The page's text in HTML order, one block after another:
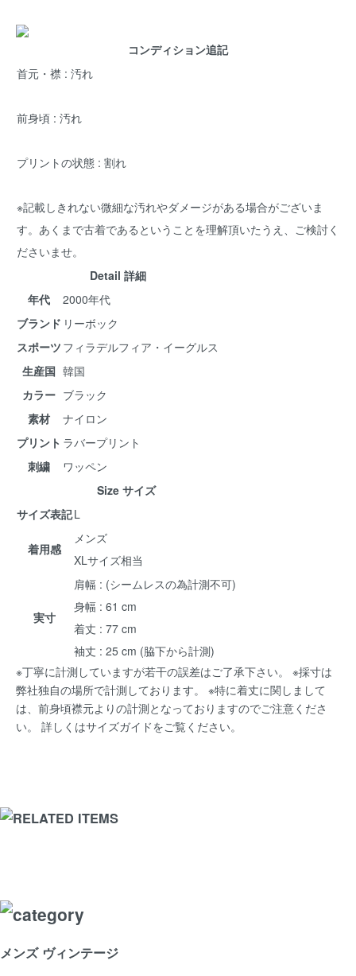
コンディション追記
首元・襟 : 汚れ
前身頃 : 汚れ
プリントの状態 : 割れ
※記載しきれない微細な汚れやダメージがある場合がございま
す。あくまで古着であるということを理解頂いたうえ、ご検討く
ださいませ。
Detail 詳細
年代
2000年代
ブランド リーボック
スポーツ フィラデルフィア・イーグルス
生産国 韓国
カラー ブラック
素材
ナイロン
プリント ラバープリント
刺繍
ワッペン
Size サイズ
サイズ表記L
着用感
メンズ
XLサイズ相当
実寸
肩幅 : (シームレスの為計測不可)
身幅 : 61 cm
着丈 : 77 cm
袖丈 : 25 cm (脇下から計測)
※丁寧に計測していますが若干の誤差はご了承下さい。 ※採寸は
弊社独自の場所で計測しております。 ※特に着丈に関しまして
は、前身頃襟元よりの計測となっておりますのでご注意くださ
い。 詳しくはサイズガイドをご覧ください。
メンズ ヴィンテージ